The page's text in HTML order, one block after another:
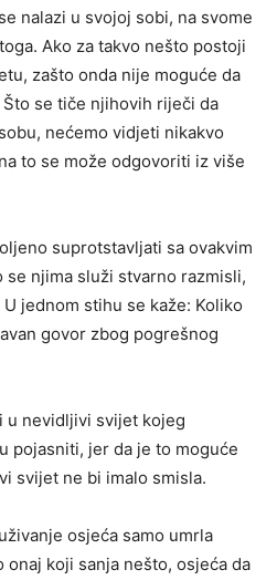
nalazi u svojoj sobi, na svome
Ako za takvo nešto postoji
zašto onda nije moguće da
se tiče njihovih riječi da
nećemo vidjeti nikakvo
to se može odgovoriti iz više
suprotstavljati sa ovakvim
se njima služi stvarno razmisli,
jednom stihu se kaže: Koliko
govor zbog pogrešnog
u nevidljivi svijet kojeg
pojasniti, jer da je to moguće
svijet ne bi imalo smisla.
osjeća samo umrla
onaj koji sanja nešto, osjeća da